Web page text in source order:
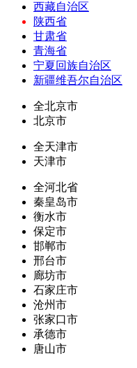
西藏自治区
陕西省
甘肃省
青海省
宁夏回族自治区
新疆维吾尔自治区
全北京市
北京市
全天津市
天津市
全河北省
秦皇岛市
衡水市
保定市
邯郸市
邢台市
廊坊市
石家庄市
沧州市
张家口市
承德市
唐山市